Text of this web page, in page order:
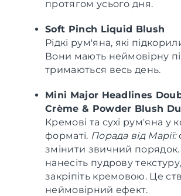
протягом усього дня.
Soft Pinch Liquid Blush
Рідкі рум'яна, які
Вони мають неймовірну
тримаються весь день.
Mini Major Headlines
Crème & Powder Blush
Кремові та сухі рум'яна у
форматі. Порада від Марії:
змінити звичний
нанесіть пудрову
закріпіть кремовою. Це
неймовірний ефект.